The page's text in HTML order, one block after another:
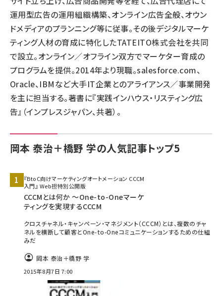
運用型広告の運用組織構築、オンライン広告全般、オウン
ドメディアのプランニング等に従事。その後デジタルマーケ
ティング人材の育成に特化したTATEITO株式会社を共同
で設立。オンライン／オフライン双方でマーケター育成の
プログラムを提供。2014年より現職。salesforce.com、
Oracle、IBMなど大手IT企業とのアライアンス／事業開発
を主に担当する。著書に『実践インハウス・リスティング広
告』（インプレスジャパン、共著）。
岡本 泰治＋橋野 学の人気記事トップ5
『BtoC向けマーケティングオートメーション CCCM
入門』 Web担特別公開版
CCCMとは何か ～One-to-Oneマーケ
ティングを実現するCCCM
クロスチャネル・キャンペーン・マネジメント（CCCM）とは、複数のチャ
ネルを横断して顧客とOne-to-Oneコミュニケーションするための仕組
みだ
岡本 泰治＋橋野 学
2015年8月7日 7:00